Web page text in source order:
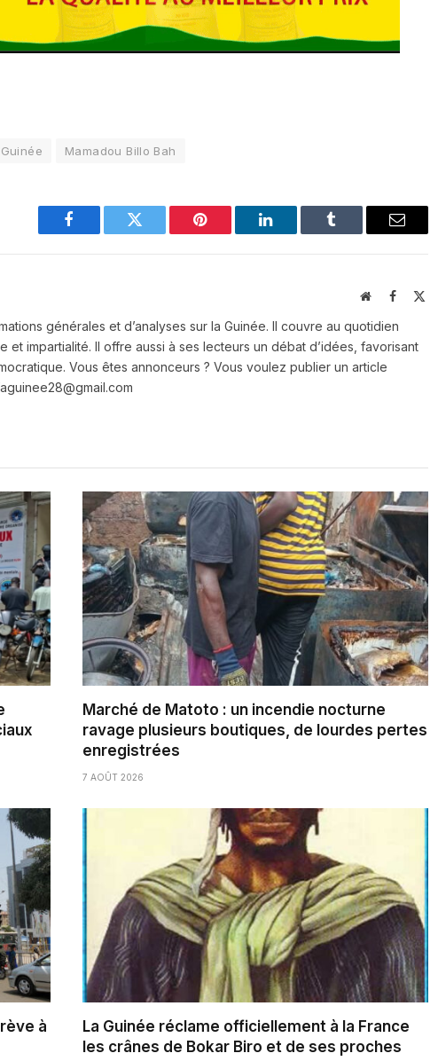
Guinée Mamadou Billo Bah
Facebook Twitter Pinterest LinkedIn Tumblr Email
WebsiteFacebook
X
générales et d’analyses sur la Guinée. Il couvre au quotidien
et impartialité. Il offre aussi à ses lecteurs un débat d’idées, favorisant
Vous êtes annonceurs ? Vous voulez publier un article
Marché de Matoto : un incendie nocturne
ravage plusieurs boutiques, de lourdes pertes
enregistrées
7 AOÛT 2026
à
La Guinée réclame officiellement à la France
les crânes de Bokar Biro et de ses proches